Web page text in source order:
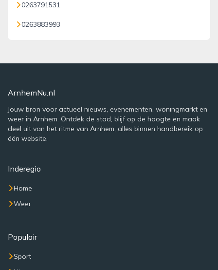
0263791531
0263883993
ArnhemNu.nl
Jouw bron voor actueel nieuws, evenementen, woningmarkt en
weer in Arnhem. Ontdek de stad, blijf op de hoogte en maak
deel uit van het ritme van Arnhem, alles binnen handbereik op
één website.
Inderegio
Home
Weer
Populair
Sport